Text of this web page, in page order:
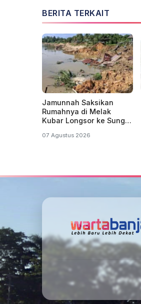
BERITA TERKAIT
Jamunnah Saksikan
Rumahnya di Melak
Kubar Longsor ke Sungai
07 Agustus 2026